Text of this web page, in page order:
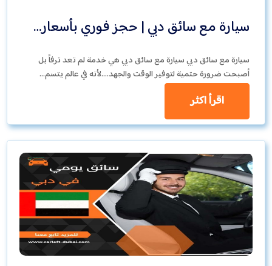
سيارة مع سائق دبي | حجز فوري بأسعار…
سيارة مع سائق دبي سيارة مع سائق دبي هي خدمة لم تعد ترفاً بل
أصبحت ضرورة حتمية لتوفير الوقت والجهد….لأنه في عالم يتسم…
اقرأ اكثر